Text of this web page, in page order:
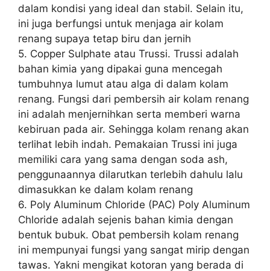
dalam kondisi yang ideal dan stabil. Selain itu,
ini juga berfungsi untuk menjaga air kolam
renang supaya tetap biru dan jernih
5. Copper Sulphate atau Trussi. Trussi adalah
bahan kimia yang dipakai guna mencegah
tumbuhnya lumut atau alga di dalam kolam
renang. Fungsi dari pembersih air kolam renang
ini adalah menjernihkan serta memberi warna
kebiruan pada air. Sehingga kolam renang akan
terlihat lebih indah. Pemakaian Trussi ini juga
memiliki cara yang sama dengan soda ash,
penggunaannya dilarutkan terlebih dahulu lalu
dimasukkan ke dalam kolam renang
6. Poly Aluminum Chloride (PAC) Poly Aluminum
Chloride adalah sejenis bahan kimia dengan
bentuk bubuk. Obat pembersih kolam renang
ini mempunyai fungsi yang sangat mirip dengan
tawas. Yakni mengikat kotoran yang berada di